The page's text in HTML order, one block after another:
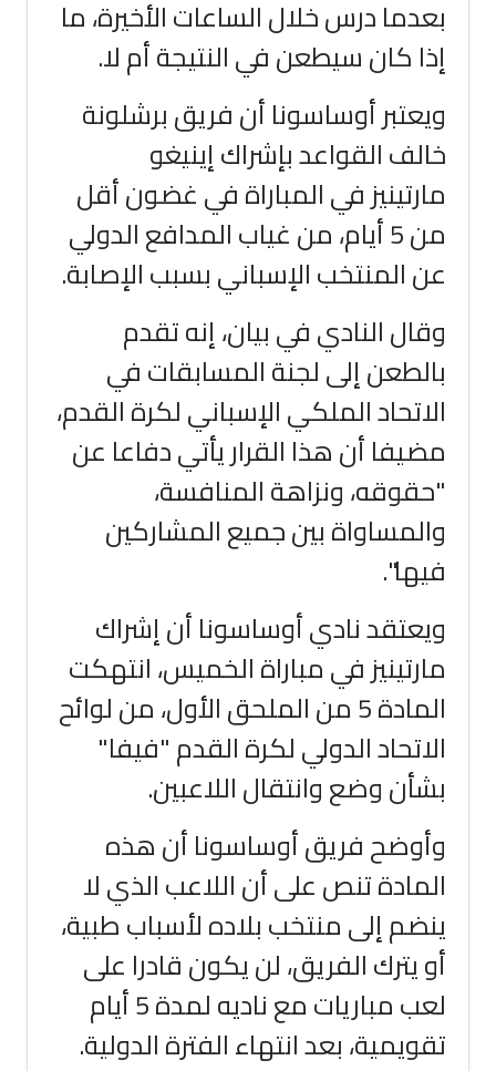
بعدما درس خلال الساعات الأخيرة، ما
إذا كان سيطعن في النتيجة أم لا.
ويعتبر أوساسونا أن فريق برشلونة
خالف القواعد بإشراك إينيغو
مارتينيز في المباراة في غضون أقل
من 5 أيام، من غياب المدافع الدولي
عن المنتخب الإسباني بسبب الإصابة.
وقال النادي في بيان، إنه تقدم
بالطعن إلى لجنة المسابقات في
الاتحاد الملكي الإسباني لكرة القدم،
مضيفا أن هذا القرار يأتي دفاعا عن
"حقوقه، ونزاهة المنافسة،
والمساواة بين جميع المشاركين
فيها".
ويعتقد نادي أوساسونا أن إشراك
مارتينيز في مباراة الخميس، انتهكت
المادة 5 من الملحق الأول، من لوائح
الاتحاد الدولي لكرة القدم "فيفا"
بشأن وضع وانتقال اللاعبين.
وأوضح فريق أوساسونا أن هذه
المادة تنص على أن اللاعب الذي لا
ينضم إلى منتخب بلاده لأسباب طبية،
أو يترك الفريق، لن يكون قادرا على
لعب مباريات مع ناديه لمدة 5 أيام
تقويمية، بعد انتهاء الفترة الدولية.